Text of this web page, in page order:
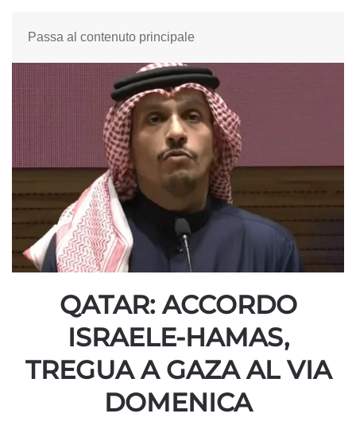
Passa al contenuto principale
QATAR: ACCORDO
ISRAELE-HAMAS,
TREGUA A GAZA AL VIA
DOMENICA